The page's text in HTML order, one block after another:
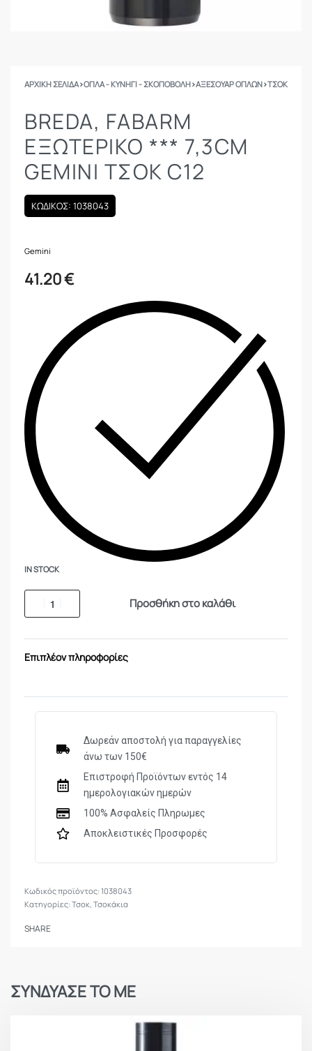
ΑΡΧΙΚΉ ΣΕΛΊΔΑ›ΟΠΛΑ - ΚΥΝΗΓΙ - ΣΚΟΠΟΒΟΛΗ›ΑΞΕΣΟΥΑΡ ΟΠΛΩΝ›ΤΣΟΚ
BREDA, FABARM
ΕΞΩΤΕΡΙΚΟ *** 7,3CM
GEMINI ΤΣΟΚ C12
ΚΩΔΙΚΟΣ: 1038043
Gemini
41.20€
IN STOCK
Προσθήκη στο καλάθι
Επιπλέον πληροφορίες
Δωρεάν αποστολή για παραγγελίες
άνω των 150€
Επιστροφή Προϊόντων εντός 14
ημερολογιακών ημερών
100% Ασφαλείς Πληρωμες
Αποκλειστικές Προσφορές
1038043
Κατηγορίες:Τσοκ, Τσοκάκια
SHARE
ΣΥΝΔΥΑΣΕ ΤΟ ΜΕ